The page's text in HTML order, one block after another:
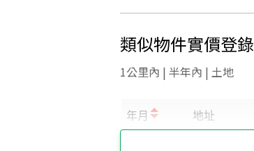
類似物件實價登錄
1公里內 | 半年內 | 土地